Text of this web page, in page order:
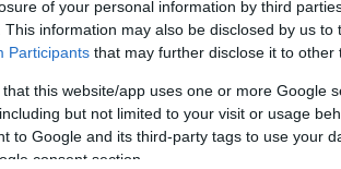
of your personal information by third
This information may also be disclosed by us to
Participants that may further disclose it to other
that this website/app uses one or more Google
but not limited to your visit or usage
to Google and its third-party tags to use your
consent section.
a breve termine, incluso loShort-
‘R-2 (middle)’. Il mantenimento di un
di fiducia nelle prospettive future della